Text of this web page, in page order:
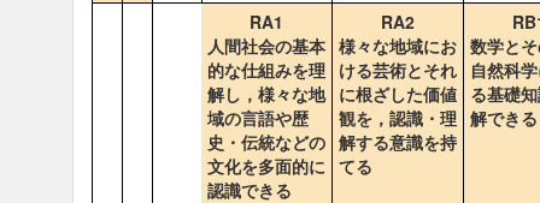
RA1
人間社会の基本
的な仕組みを理
解し，様々な地
域の言語や歴
史・伝統などの
文化を多面的に
認識できる
RA2
様々な地域にお
ける芸術とそれ
に根ざした価値
観を，認識・理
解する意識を持
てる
数学と
自然科
る基礎
解できる